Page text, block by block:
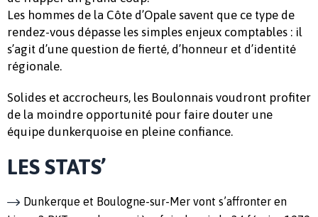
Les hommes de la Côte d’Opale savent que ce type de
rendez-vous dépasse les simples enjeux comptables : il
s’agit d’une question de fierté, d’honneur et d’identité
régionale.
Solides et accrocheurs, les Boulonnais voudront profiter
de la moindre opportunité pour faire douter une
équipe dunkerquoise en pleine confiance.
LES STATS’
Dunkerque et Boulogne-sur-Mer vont s’affronter en